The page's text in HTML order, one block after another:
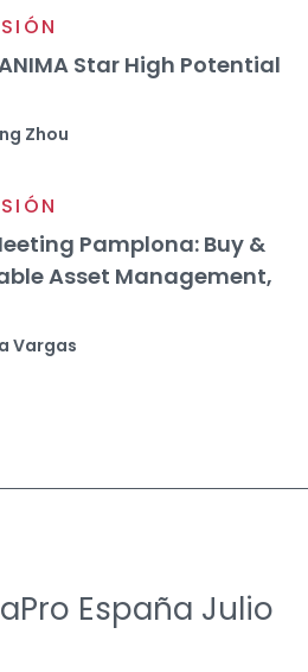
Star High Potential
Zhou
Pamplona: Buy &
Asset Management,
Vargas
España Julio